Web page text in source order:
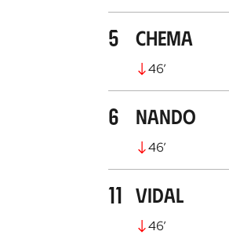
5 Chema
46’
6 Nando
46’
11 Vidal
46’